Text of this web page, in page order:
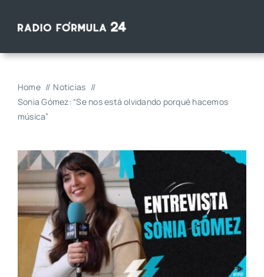
Home
Noticias
Sonia Gómez: “Se nos está olvidando porqué hacemos
música”